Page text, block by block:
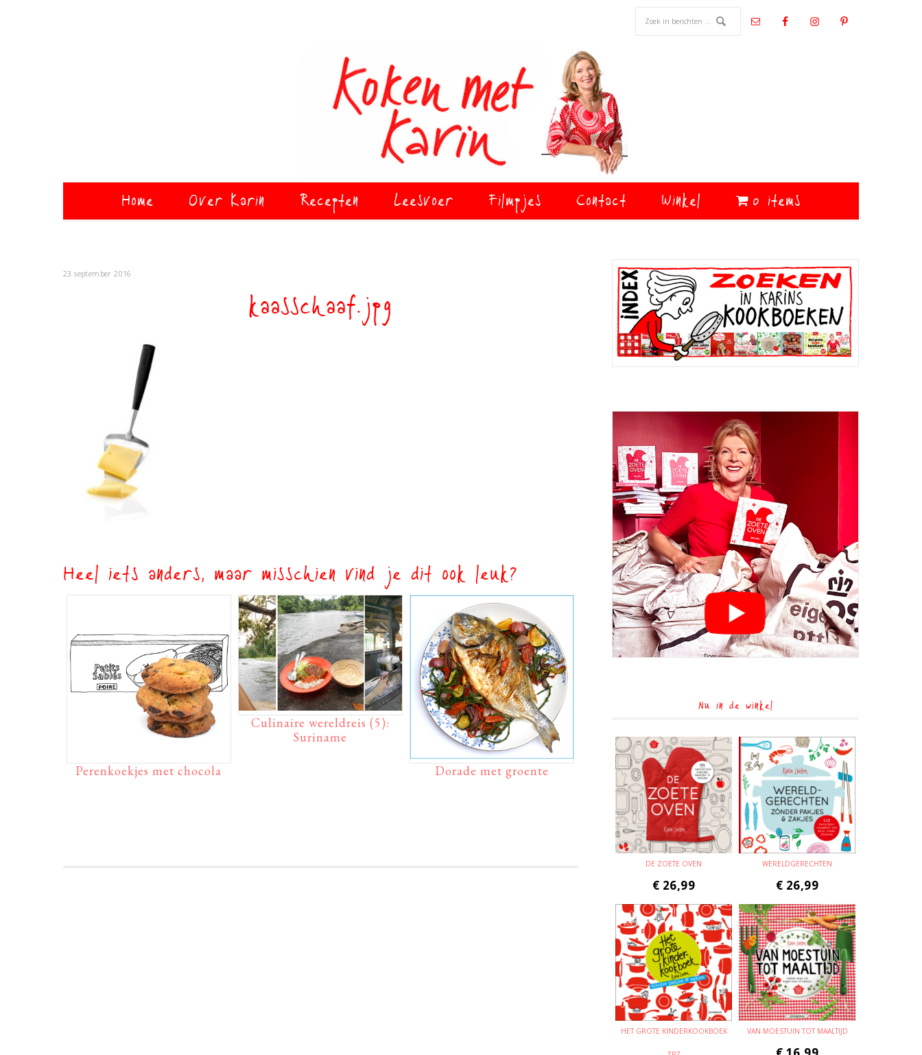
Home Over Karin Recepten Leesvoer Filmpjes Contact Winkel 0 items
23 september 2016
kaasschaaf.jpg
Heel iets anders, maar misschien vind je dit ook leuk?
Perenkoekjes met chocola
Culinaire wereldreis (5):
Suriname
Dorade met groente
Primaire
Sidebar
Nu in de winkel
DE ZOETE OVEN
€ 26,99
WERELDGERECHTEN
€ 26,99
HET GROTE KINDERKOOKBOEK VAN MOESTUIN TOT MAALTIJD